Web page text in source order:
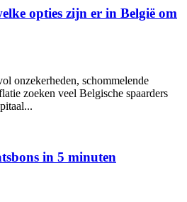
opties zijn er in België om
onzekerheden, schommelende
zoeken veel Belgische spaarders
in 5 minuten